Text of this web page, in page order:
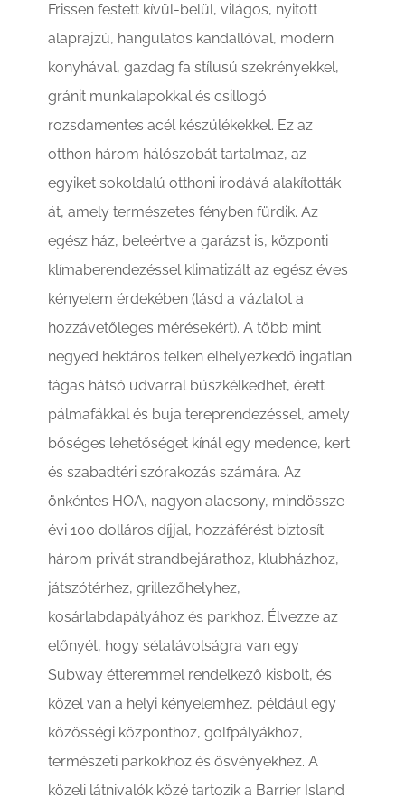
Frissen festett kívül-belül, világos, nyitott
alaprajzú, hangulatos kandallóval, modern
konyhával, gazdag fa stílusú szekrényekkel,
gránit munkalapokkal és csillogó
rozsdamentes acél készülékekkel. Ez az
otthon három hálószobát tartalmaz, az
egyiket sokoldalú otthoni irodává alakították
át, amely természetes fényben fürdik. Az
egész ház, beleértve a garázst is, központi
klímaberendezéssel klimatizált az egész éves
kényelem érdekében (lásd a vázlatot a
hozzávetőleges mérésekért). A több mint
negyed hektáros telken elhelyezkedő ingatlan
tágas hátsó udvarral büszkélkedhet, érett
pálmafákkal és buja tereprendezéssel, amely
bőséges lehetőséget kínál egy medence, kert
és szabadtéri szórakozás számára. Az
önkéntes HOA, nagyon alacsony, mindössze
évi 100 dolláros díjjal, hozzáférést biztosít
három privát strandbejárathoz, klubházhoz,
játszótérhez, grillezőhelyhez,
kosárlabdapályához és parkhoz. Élvezze az
előnyét, hogy sétatávolságra van egy
Subway étteremmel rendelkező kisbolt, és
közel van a helyi kényelemhez, például egy
közösségi központhoz, golfpályákhoz,
természeti parkokhoz és ösvényekhez. A
közeli látnivalók közé tartozik a Barrier Island